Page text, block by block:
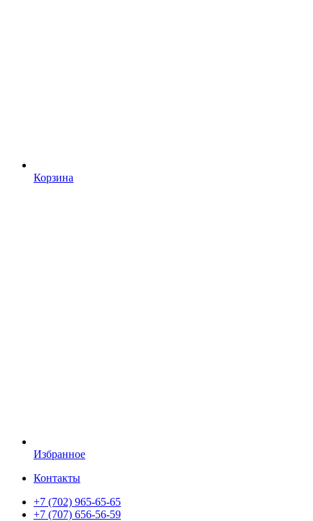
Корзина
Избранное
Контакты
+7 (702) 965-65-65
+7 (707) 656-56-59